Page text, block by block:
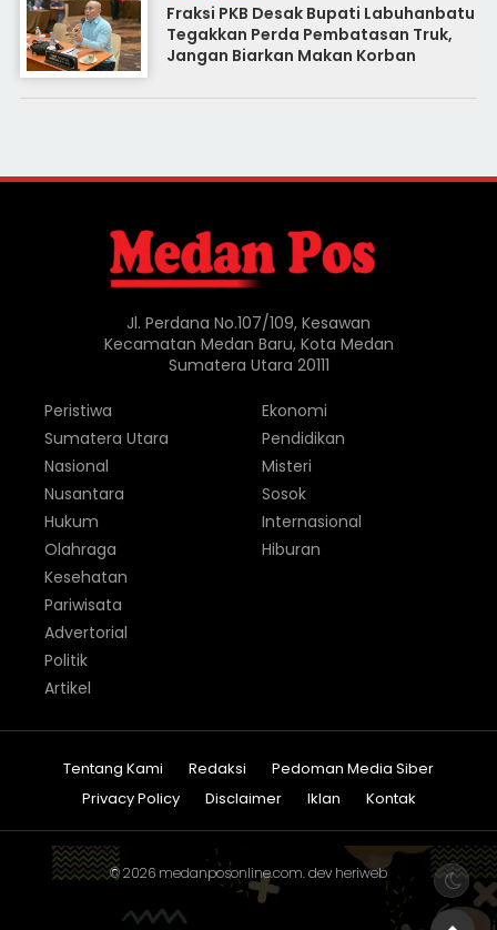
Fraksi PKB Desak Bupati Labuhanbatu
Tegakkan Perda Pembatasan Truk,
Jangan Biarkan Makan Korban
Jl. Perdana No.107/109, Kesawan
Kecamatan Medan Baru, Kota Medan
Sumatera Utara 20111
Peristiwa
Sumatera Utara
Nasional
Nusantara
Hukum
Olahraga
Ekonomi
Pendidikan
Misteri
Sosok
Internasional
Hiburan
Kesehatan
Pariwisata
Advertorial
Politik
Artikel
Tentang Kami Redaksi
Pedoman Media Siber
Privacy Policy
Disclaimer Iklan Kontak
© 2026 medanposonline.com. dev heriweb